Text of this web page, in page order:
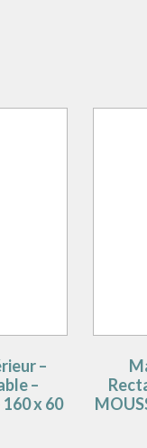
–
–
160 x 60